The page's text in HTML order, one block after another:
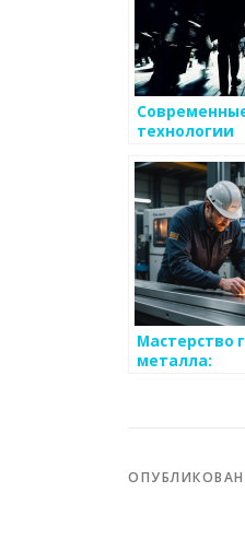
технологии
Мастерство
металла: